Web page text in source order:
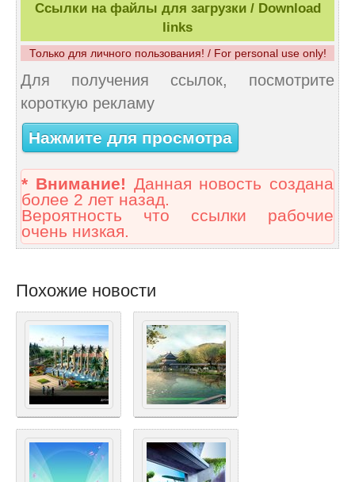
Ссылки на файлы для загрузки / Download
links
Только для личного пользования! / For personal use only!
Для получения ссылок, посмотрите
короткую рекламу
Нажмите для просмотра
* Внимание! Данная новость создана
более 2 лет назад.
Вероятность что ссылки рабочие
очень низкая.
Похожие новости